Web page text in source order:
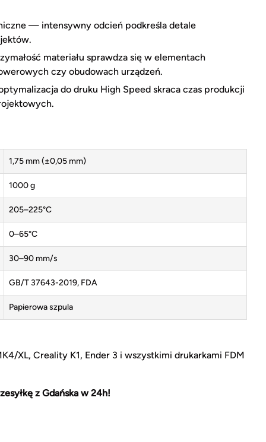
— intensywny odcień podkreśla detale
materiału sprawdza się w elementach
czy obudowach urządzeń.
do druku High Speed skraca czas produkcji
1,75 mm (±0,05 mm)
1000 g
205–225°C
0–65°C
30–90 mm/s
GB/T 37643-2019, FDA
Papierowa szpula
XL, Creality K1, Ender 3 i wszystkimi drukarkami FDM
z Gdańska w 24h!